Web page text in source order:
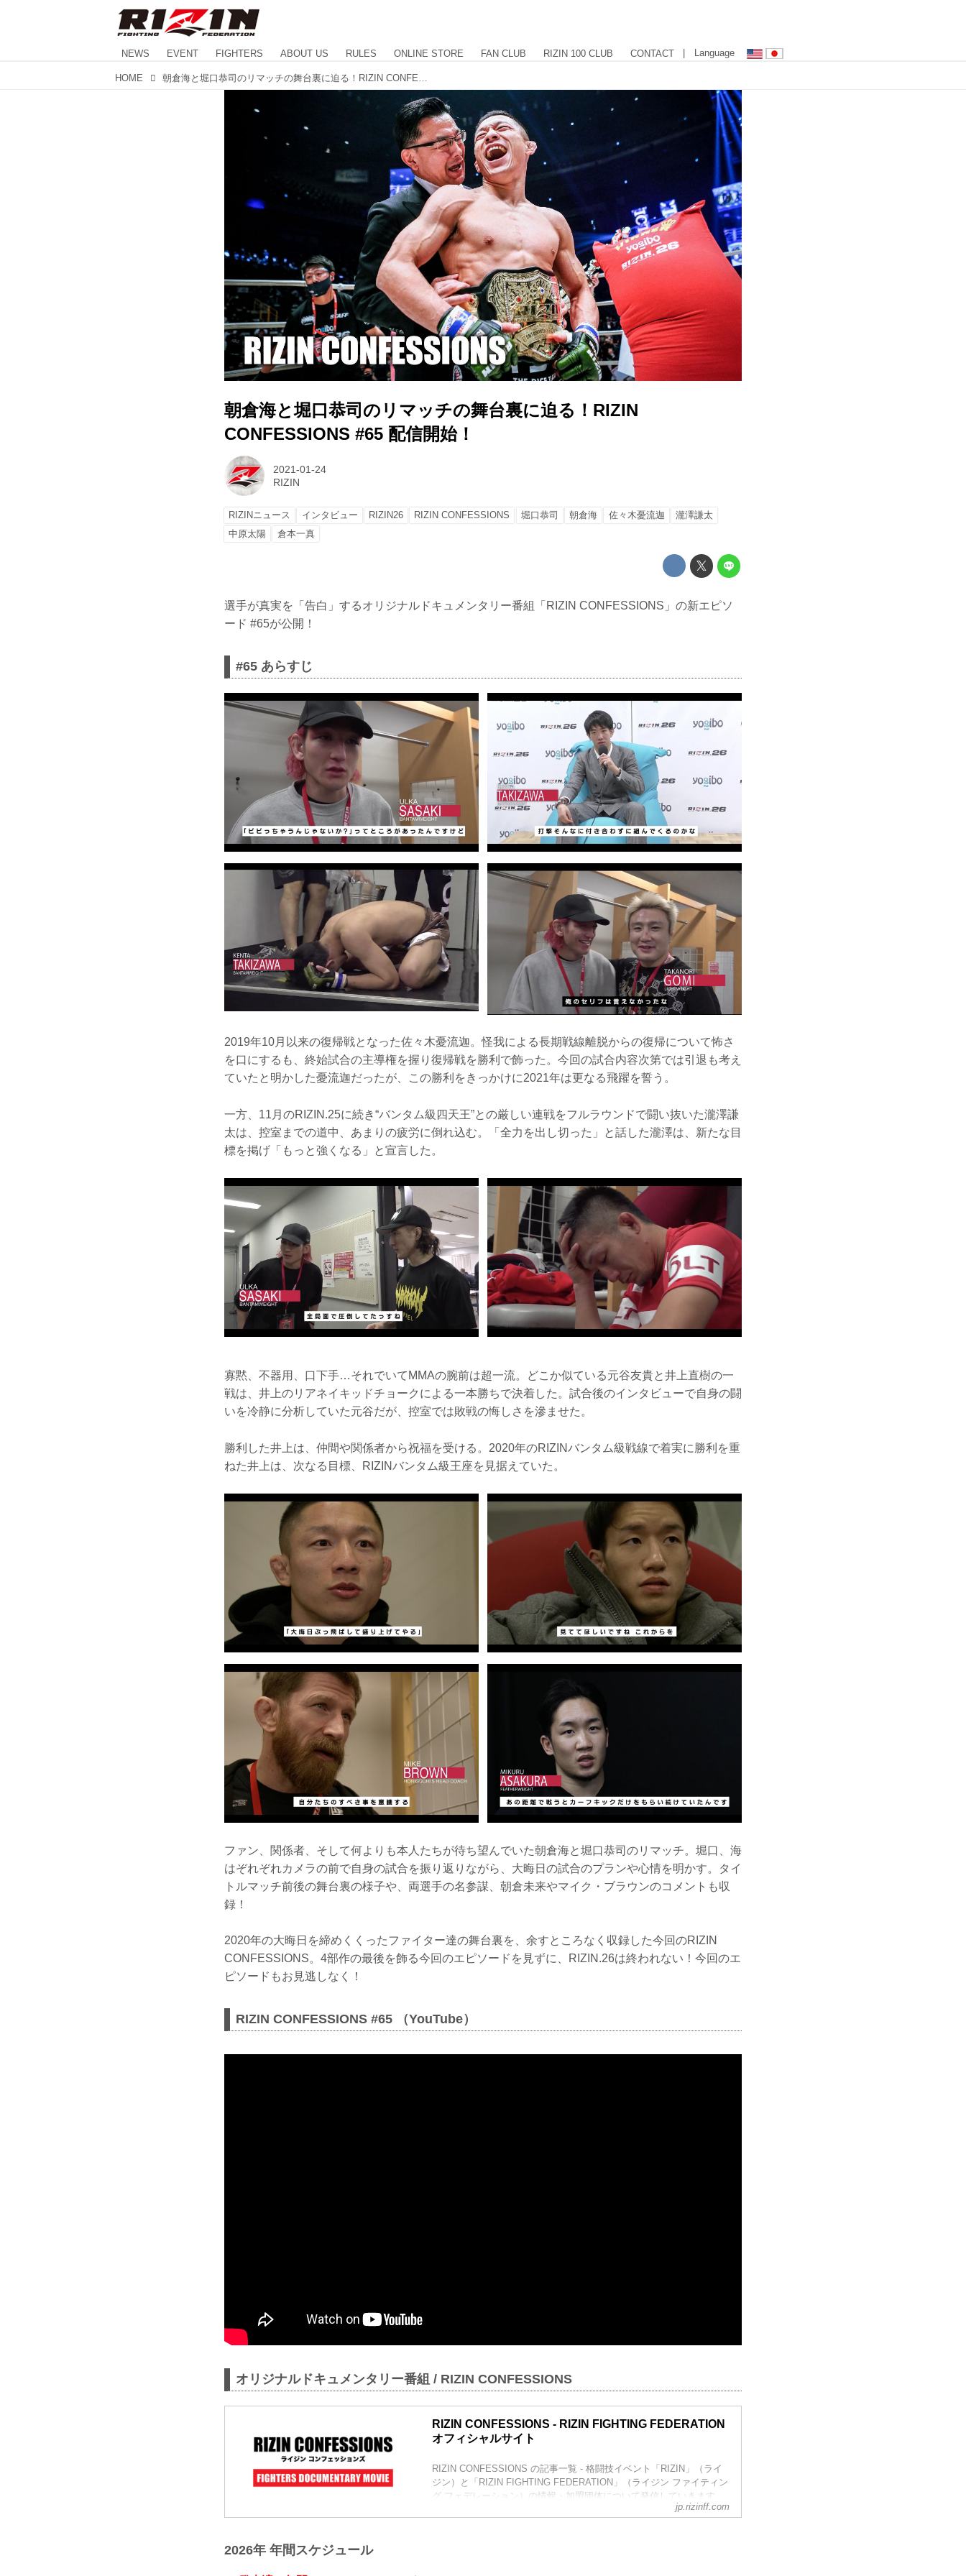
NEWS EVENT FIGHTERS ABOUT US RULES ONLINE STORE FAN CLUB RIZIN 100 CLUB CONTACT | Language
HOME
朝倉海と堀口恭司のリマッチの舞台裏に迫る！RIZIN
CONFESSIONS #65 配信開始！
2021-01-24
RIZIN
RIZINニュース インタビュー RIZIN26 RIZIN CONFESSIONS 堀口恭司 朝倉海 佐々木憂流迦
瀧澤謙太
中原太陽
倉本一真
選手が真実を「告白」するオリジナルドキュメンタリー番組「RIZIN CONFESSIONS」の新エピソ
ード #65が公開！
#65 あらすじ
2019年10月以来の復帰戦となった佐々木憂流迦。怪我による長期戦線離脱からの復帰について怖さ
を口にするも、終始試合の主導権を握り復帰戦を勝利で飾った。今回の試合内容次第では引退も考え
ていたと明かした憂流迦だったが、この勝利をきっかけに2021年は更なる飛躍を誓う。
一方、11月のRIZIN.25に続き“バンタム級四天王”との厳しい連戦をフルラウンドで闘い抜いた瀧澤謙
太は、控室までの道中、あまりの疲労に倒れ込む。「全力を出し切った」と話した瀧澤は、新たな目
標を掲げ「もっと強くなる」と宣言した。
寡黙、不器用、口下手…それでいてMMAの腕前は超一流。どこか似ている元谷友貴と井上直樹の一
戦は、井上のリアネイキッドチョークによる一本勝ちで決着した。試合後のインタビューで自身の闘
いを冷静に分析していた元谷だが、控室では敗戦の悔しさを滲ませた。
勝利した井上は、仲間や関係者から祝福を受ける。2020年のRIZINバンタム級戦線で着実に勝利を重
ねた井上は、次なる目標、RIZINバンタム級王座を見据えていた。
ファン、関係者、そして何よりも本人たちが待ち望んでいた朝倉海と堀口恭司のリマッチ。堀口、海
はぞれぞれカメラの前で自身の試合を振り返りながら、大晦日の試合のプランや心情を明かす。タイ
トルマッチ前後の舞台裏の様子や、両選手の名参謀、朝倉未来やマイク・ブラウンのコメントも収
録！
2020年の大晦日を締めくくったファイター達の舞台裏を、余すところなく収録した今回のRIZIN
CONFESSIONS。4部作の最後を飾る今回のエピソードを見ずに、RIZIN.26は終われない！今回のエ
ピソードもお見逃しなく！
RIZIN CONFESSIONS #65 （YouTube）
オリジナルドキュメンタリー番組 / RIZIN CONFESSIONS
RIZIN CONFESSIONS - RIZIN FIGHTING FEDERATION
オフィシャルサイト
RIZIN CONFESSIONS の記事一覧 - 格闘技イベント「RIZIN」（ライ
ジン）と「RIZIN FIGHTING FEDERATION」（ライジン ファイティン
グ フェデレーション）の情報・加盟団体について発信していきます。
jp.rizinff.com
2026年 年間スケジュール